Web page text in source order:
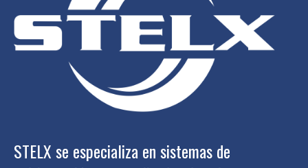
STELX se especializa en sistemas de